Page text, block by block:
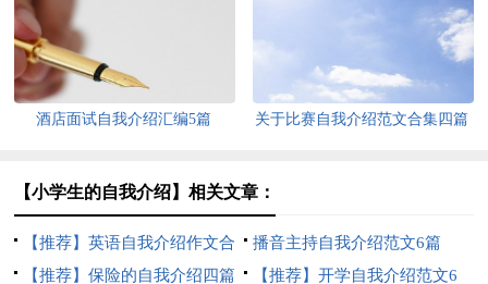
酒店面试自我介绍汇编5篇 关于比赛自我介绍范文合集四篇
【小学生的自我介绍】相关文章：
【推荐】英语自我介绍作文合
集五篇
播音主持自我介绍范文6篇
【推荐】保险的自我介绍四篇
【推荐】开学自我介绍范文6